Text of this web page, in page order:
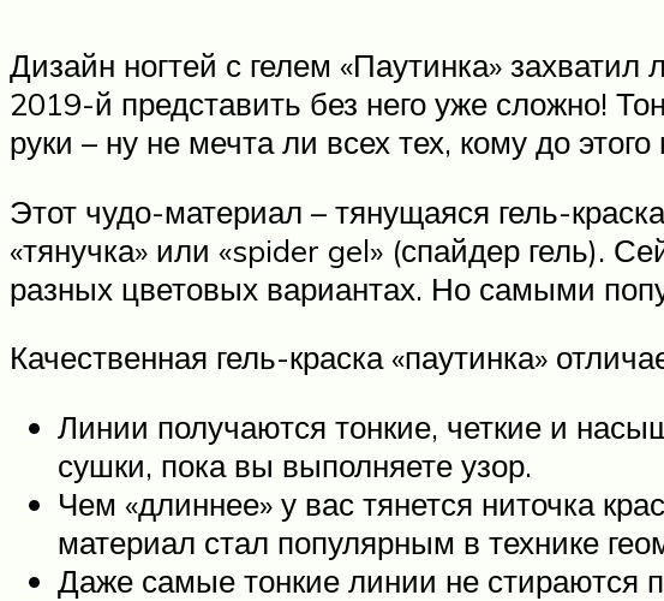
Дизайн ногтей с гелем «Паутинка»
2019-й представить без него уже сложно!
руки – ну не мечта ли всех тех, кому до
Этот чудо-материал – тянущаяся гель-
«тянучка» или «spider gel» (спайдер гель).
разных цветовых вариантах. Но самыми
Качественная гель-краска «паутинка»
Линии получаются тонкие, четкие и
сушки, пока вы выполняете узор.
Чем «длиннее» у вас тянется ниточка
материал стал популярным в технике
Даже самые тонкие линии не стираются